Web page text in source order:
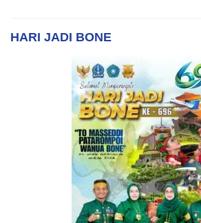
HARI JADI BONE